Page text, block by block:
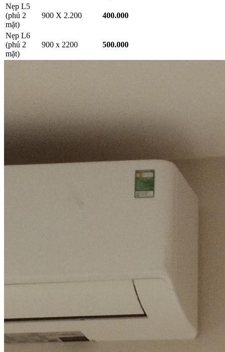
Nẹp L5
(phủ 2
mặt)
900 X 2.200 400.000
Nẹp L6
(phủ 2
mặt)
900 x 2200 500.000